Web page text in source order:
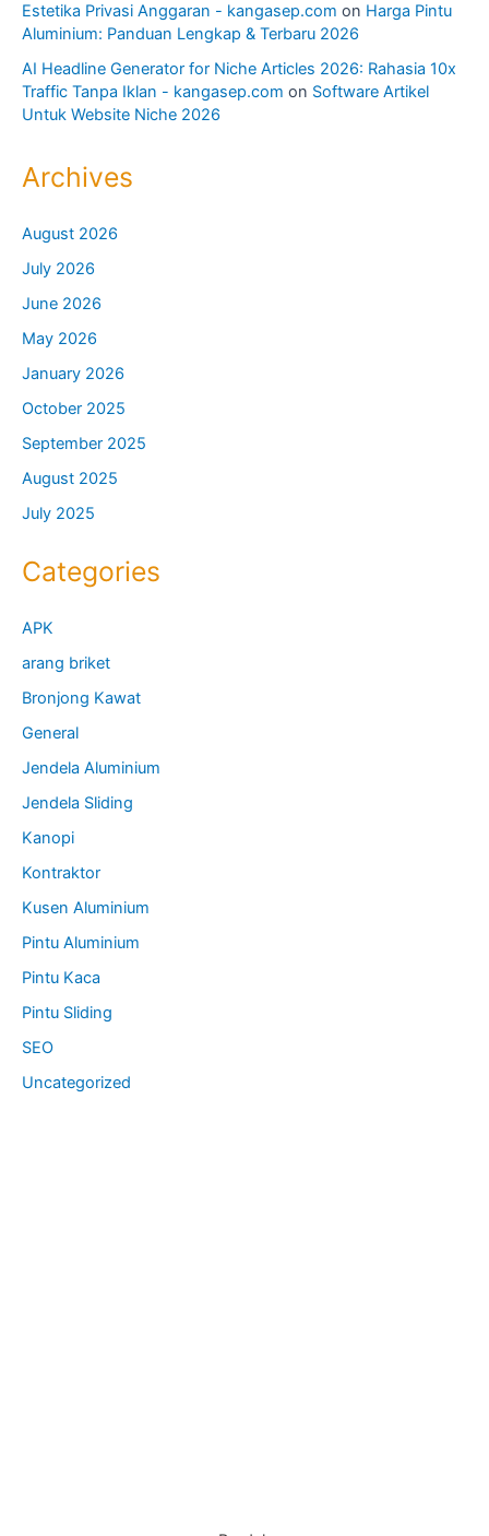
Estetika Privasi Anggaran - kangasep.com on Harga Pintu
Aluminium: Panduan Lengkap & Terbaru 2026
AI Headline Generator for Niche Articles 2026: Rahasia 10x
Traffic Tanpa Iklan - kangasep.com on Software Artikel
Untuk Website Niche 2026
Archives
August 2026
July 2026
June 2026
May 2026
January 2026
October 2025
September 2025
August 2025
July 2025
Categories
APK
arang briket
Bronjong Kawat
General
Jendela Aluminium
Jendela Sliding
Kanopi
Kontraktor
Kusen Aluminium
Pintu Aluminium
Pintu Kaca
Pintu Sliding
SEO
Uncategorized